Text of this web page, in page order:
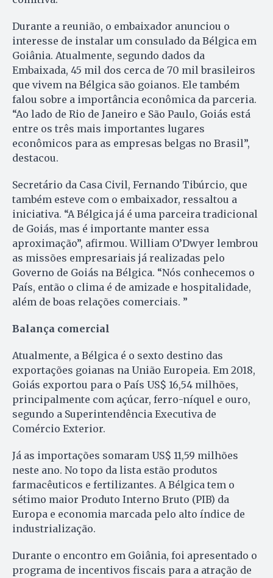
Durante a reunião, o embaixador anunciou o
interesse de instalar um consulado da Bélgica em
Goiânia. Atualmente, segundo dados da
Embaixada, 45 mil dos cerca de 70 mil brasileiros
que vivem na Bélgica são goianos. Ele também
falou sobre a importância econômica da parceria.
“Ao lado de Rio de Janeiro e São Paulo, Goiás está
entre os três mais importantes lugares
econômicos para as empresas belgas no Brasil”,
destacou.
Secretário da Casa Civil, Fernando Tibúrcio, que
também esteve com o embaixador, ressaltou a
iniciativa. “A Bélgica já é uma parceira tradicional
de Goiás, mas é importante manter essa
aproximação”, afirmou. William O’Dwyer lembrou
as missões empresariais já realizadas pelo
Governo de Goiás na Bélgica. “Nós conhecemos o
País, então o clima é de amizade e hospitalidade,
além de boas relações comerciais. ”
Balança comercial
Atualmente, a Bélgica é o sexto destino das
exportações goianas na União Europeia. Em 2018,
Goiás exportou para o País US$ 16,54 milhões,
principalmente com açúcar, ferro-níquel e ouro,
segundo a Superintendência Executiva de
Comércio Exterior.
Já as importações somaram US$ 11,59 milhões
neste ano. No topo da lista estão produtos
farmacêuticos e fertilizantes. A Bélgica tem o
sétimo maior Produto Interno Bruto (PIB) da
Europa e economia marcada pelo alto índice de
industrialização.
Durante o encontro em Goiânia, foi apresentado o
programa de incentivos fiscais para a atração de